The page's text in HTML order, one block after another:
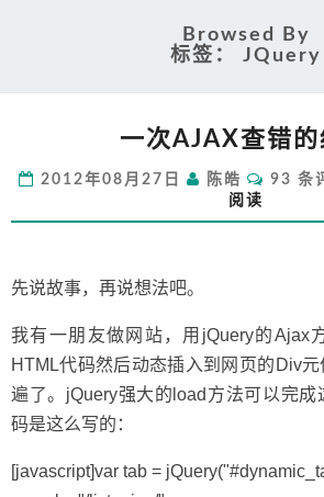
Browsed By
标签： JQuery
次
查
错
一次AJAX查错的
2012年08月27日 陈皓
评
93 条
阅读
先说故事，再说想法吧。
我有一朋友做网站，用jQuery的Ajax
HTML代码然后动态插入到网页的Div
遍了。jQuery强大的load方法可以完
码是这么写的：
[javascript]var tab =